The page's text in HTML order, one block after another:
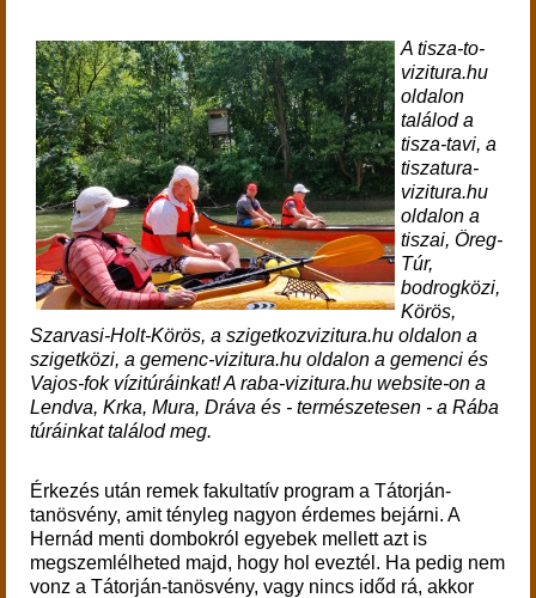
A tisza-to-
vizitura.hu
oldalon
találod a
tisza-tavi, a
tiszatura-
vizitura.hu
oldalon a
tiszai, Öreg-
Túr,
bodrogközi,
Körös,
Szarvasi-Holt-Körös, a szigetkozvizitura.hu oldalon a
szigetközi, a gemenc-vizitura.hu oldalon a gemenci és
Vajos-fok vízitúráinkat! A raba-vizitura.hu website-on a
Lendva, Krka, Mura, Dráva és - természetesen - a Rába
túráinkat találod meg.
Érkezés után remek fakultatív program a Tátorján-
tanösvény, amit tényleg nagyon érdemes bejárni. A
Hernád menti dombokról egyebek mellett azt is
megszemlélheted majd, hogy hol eveztél. Ha pedig nem
vonz a Tátorján-tanösvény, vagy nincs időd rá, akkor